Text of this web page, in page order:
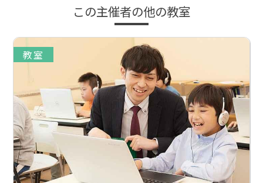
この主催者の他の教室
教室